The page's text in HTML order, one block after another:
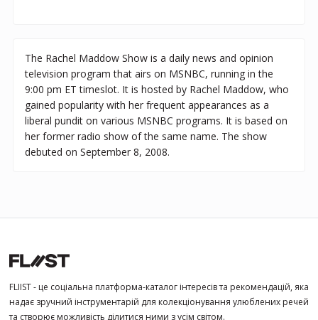
The Rachel Maddow Show is a daily news and opinion
television program that airs on MSNBC, running in the
9:00 pm ET timeslot. It is hosted by Rachel Maddow, who
gained popularity with her frequent appearances as a
liberal pundit on various MSNBC programs. It is based on
her former radio show of the same name. The show
debuted on September 8, 2008.
FLIIST - це соціальна платформа-каталог інтересів та рекомендацій, яка
надає зручний інструментарій для колекціонування улюблених речей
та створює можливість ділитися ними з усім світом.